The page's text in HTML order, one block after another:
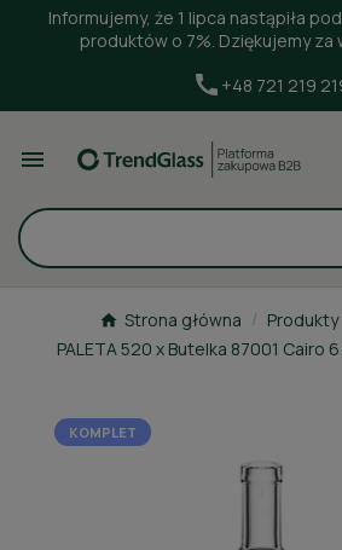
Informujemy, że 1 lipca nastąpiła
produktów o 7%. Dziękujemy za
+48 721 219

Strona główna Produkty
PALETA 520 x Butelka 87001 Cairo
KOMPLET